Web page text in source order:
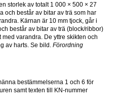
storlek av totalt 1 000 × 500 × 27
och består av bitar av trä som har
Kärnan är 10 mm tjock, går i
består av bitar av trä (block/ribbor)
varandra. De yttre skikten och
av harts. Se bild. Förordning
bestämmelserna 1 och 6 för
samt texten till KN-nummer